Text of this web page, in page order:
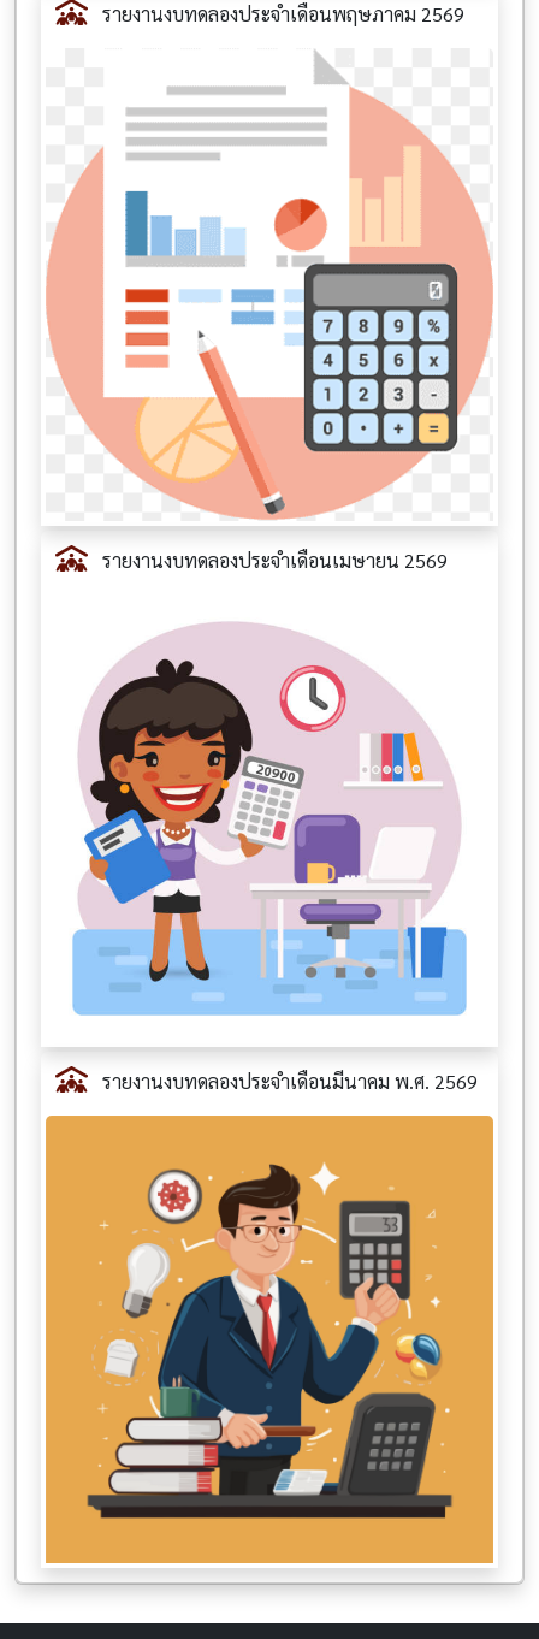
รายงานงบทดลองประจำเดือนพฤษภาคม 2569
รายงานงบทดลองประจำเดือนเมษายน 2569
รายงานงบทดลองประจำเดือนมีนาคม พ.ศ. 2569